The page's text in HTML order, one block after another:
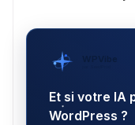
WPVibe
Et si votre IA
WordPress ?